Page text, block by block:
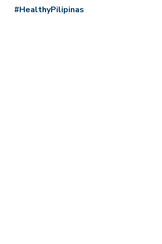
#HealthyPilipinas